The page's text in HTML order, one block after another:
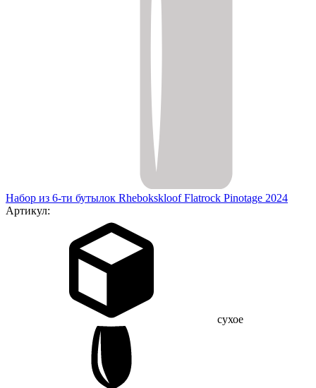
Набор из 6-ти бутылок Rhebokskloof Flatrock Pinotage 2024
Артикул:
сухое